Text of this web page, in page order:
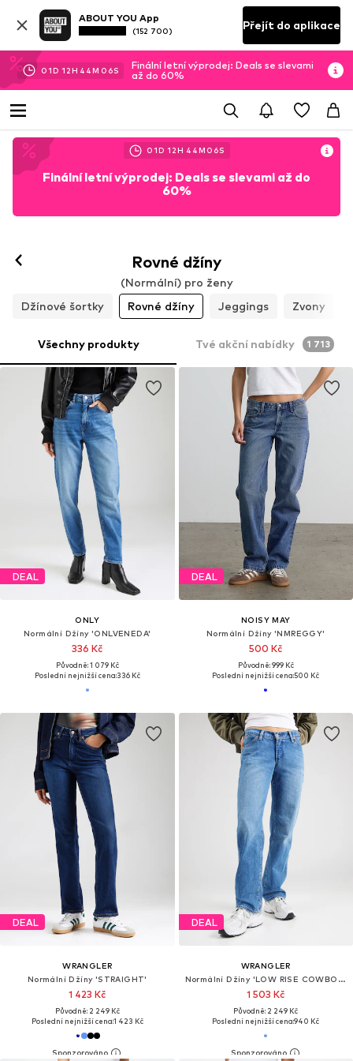
ABOUT YOU App
(152 700) Přejít do aplikace
01D 12H 44M 03S
Finální letní výprodej: Deals se slevami
až do 60%
01D 12H 44M 03S
Finální letní výprodej: Deals se slevami až do
60%
Rovné džíny
(Normální) pro ženy
Džínové šortky
Rovné džíny Jeggings Zvony
Všechny produkty Tvé akční nabídky 1 713
DEAL
ONLY
Normální Džíny 'ONLVENEDA'
336 Kč
Původně: 1 079 Kč
Poslední nejnižší cena:336 Kč
DEAL
NOISY MAY
Normální Džíny 'NMREGGY'
500 Kč
Původně: 999 Kč
Poslední nejnižší cena:500 Kč
DEAL
WRANGLER
Normální Džíny 'STRAIGHT'
1 423 Kč
Původně: 2 249 Kč
Poslední nejnižší cena:1 423 Kč
DEAL
WRANGLER
Normální Džíny 'LOW RISE COWBOY JEAN'
1 503 Kč
Původně: 2 249 Kč
Poslední nejnižší cena:940 Kč